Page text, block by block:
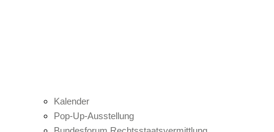
Kalender
Pop-Up-Ausstellung